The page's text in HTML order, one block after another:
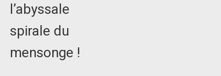
l’abyssale
spirale du
mensonge !